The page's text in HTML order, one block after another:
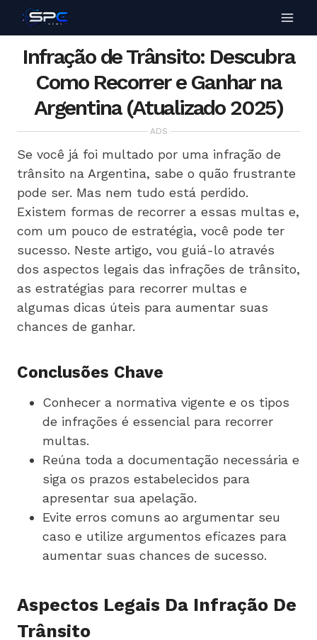
Infração de Trânsito: Descubra
Como Recorrer e Ganhar na
Argentina (Atualizado 2025)
ADS
Se você já foi multado por uma infração de
trânsito na Argentina, sabe o quão frustrante
pode ser. Mas nem tudo está perdido.
Existem formas de recorrer a essas multas e,
com um pouco de estratégia, você pode ter
sucesso. Neste artigo, vou guiá-lo através
dos aspectos legais das infrações de trânsito,
as estratégias para recorrer multas e
algumas dicas úteis para aumentar suas
chances de ganhar.
Conclusões Chave
Conhecer a normativa vigente e os tipos
de infrações é essencial para recorrer
multas.
Reúna toda a documentação necessária e
siga os prazos estabelecidos para
apresentar sua apelação.
Evite erros comuns ao argumentar seu
caso e utilize argumentos eficazes para
aumentar suas chances de sucesso.
Aspectos Legais Da Infração De
Trânsito